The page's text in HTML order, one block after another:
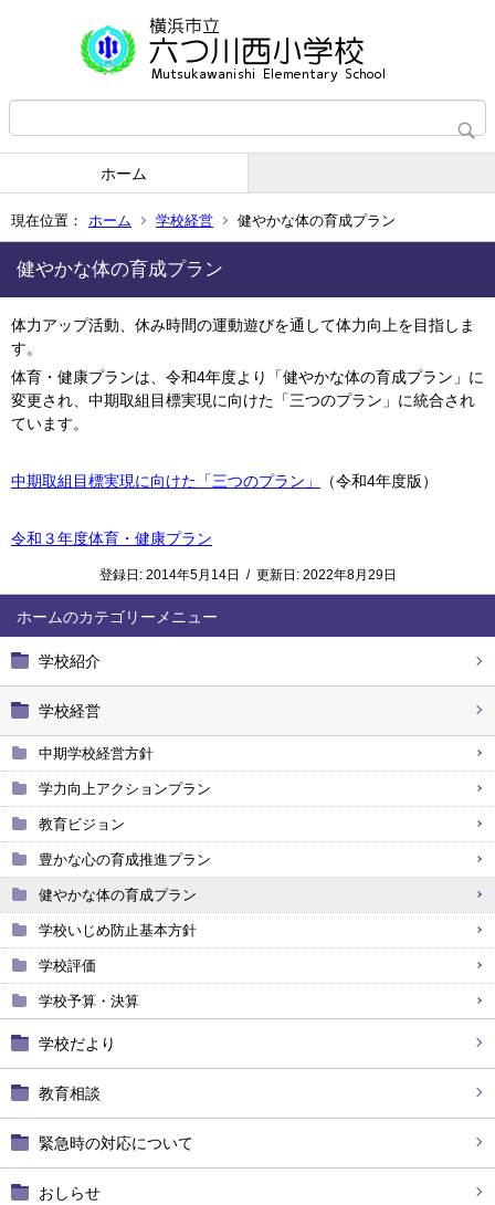
ホーム
現在位置： ホーム 学校経営 健やかな体の育成プラン
ホーム
学校紹介
学校経営
中期学校経営方針
学力向上アクションプラン
教育ビジョン
豊かな心の育成推進プラン
健やかな体の育成プラン
学校いじめ防止基本方針
学校評価
学校予算・決算
学校だより
教育相談
緊急時の対応について
おしらせ
健やかな体の育成プラン
体力アップ活動、休み時間の運動遊びを通して体力向上を目指しま
す。
体育・健康プランは、令和4年度より「健やかな体の育成プラン」に
変更され、中期取組目標実現に向けた「三つのプラン」に統合され
ています。
中期取組目標実現に向けた「三つのプラン」 （令和4年度版）
令和３年度体育・健康プラン
登録日: 2014年5月14日 / 更新日: 2022年8月29日